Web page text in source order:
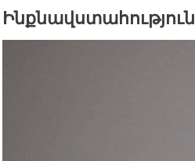
Ինքնավստահություն